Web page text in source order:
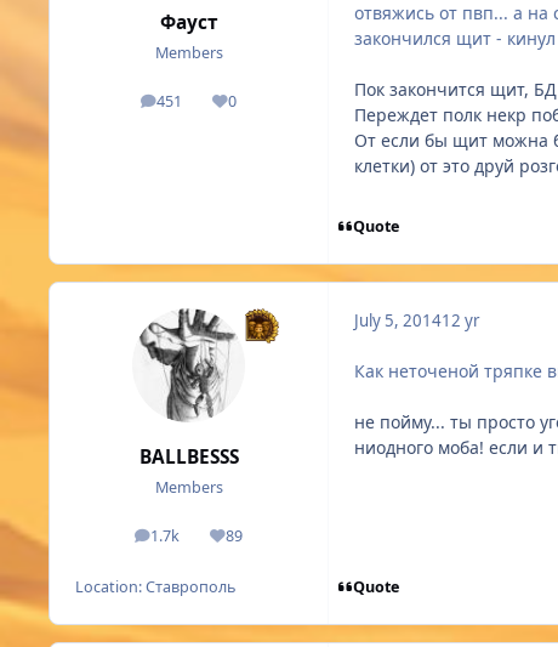
Фауст
Members
451
posts 0
Reputation
отвяжись от пвп... а
закончился щит -
Пок закончится щит,
Переждет полк некр
От если бы щит можна
клетки) от это друй
Quote
BALLBESSS
Members
1.7k
posts 89
Reputation
Location:Ставрополь
July 5, 201412 yr
Как неточеной тряпке
не пойму... ты просто
ниодного моба! если и
Quote